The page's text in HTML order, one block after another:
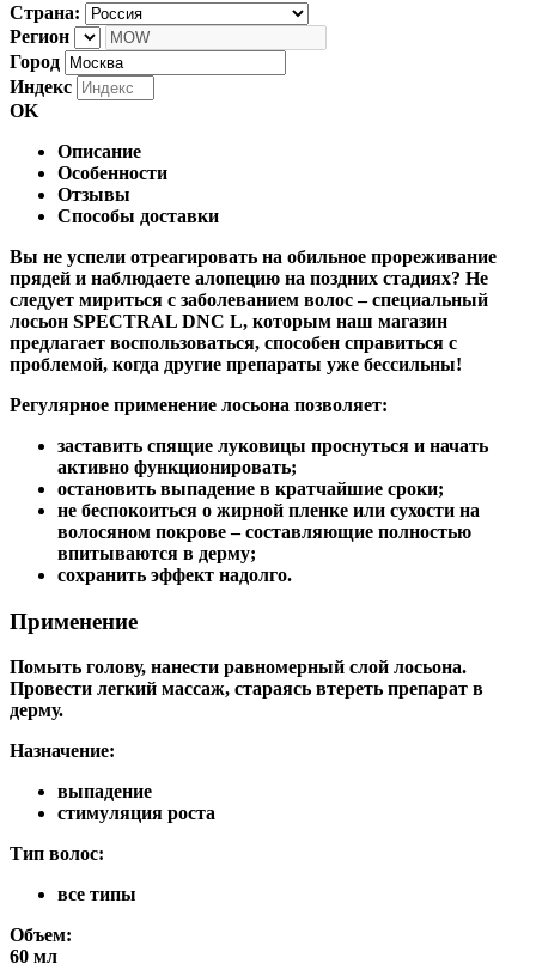
Страна:
Регион
Город
Индекс
OK
Описание
Особенности
Отзывы
Способы доставки
Вы не успели отреагировать на обильное прореживание
прядей и наблюдаете алопецию на поздних стадиях? Не
следует мириться с заболеванием волос – специальный
лосьон SPECTRAL DNC L, которым наш магазин
предлагает воспользоваться, способен справиться с
проблемой, когда другие препараты уже бессильны!
Регулярное применение лосьона позволяет:
заставить спящие луковицы проснуться и начать
активно функционировать;
остановить выпадение в кратчайшие сроки;
не беспокоиться о жирной пленке или сухости на
волосяном покрове – составляющие полностью
впитываются в дерму;
сохранить эффект надолго.
Применение
Помыть голову, нанести равномерный слой лосьона.
Провести легкий массаж, стараясь втереть препарат в
дерму.
Назначение:
выпадение
стимуляция роста
Тип волос:
все типы
Объем:
60 мл